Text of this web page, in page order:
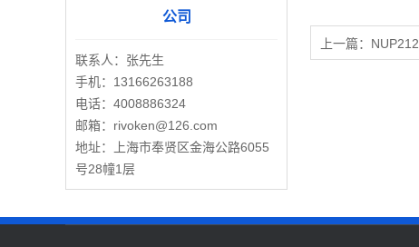
公司
联系人：张先生
手机：13166263188
电话：4008886324
邮箱：rivoken@126.com
地址：上海市奉贤区金海公路6055
号28幢1层
上一篇： NUP212